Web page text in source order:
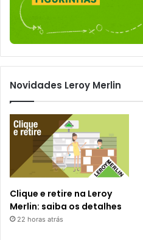
Novidades Leroy Merlin
Clique e retire na Leroy
Merlin: saiba os detalhes
22 horas atrás